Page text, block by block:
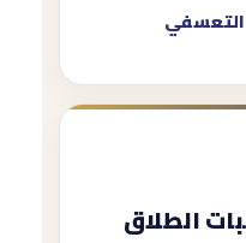
التعسفي
الطلاق